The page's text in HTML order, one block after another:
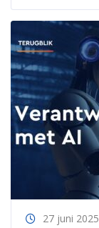
27 juni 2025